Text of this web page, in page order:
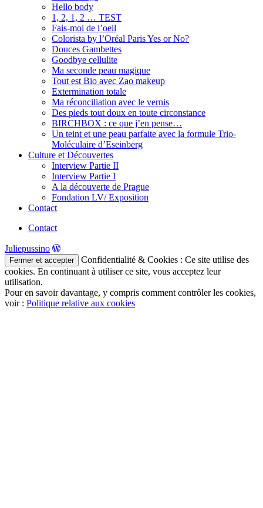
Hello body
1, 2, 1, 2 … TEST
Fais-moi de l’oeil
Colorista by l’Oréal Paris Yes or No?
Douces Gambettes
Goodbye cellulite
Ma seconde peau magique
Tout est Bio avec Zao makeup
Extermination totale
Ma réconciliation avec le vernis
Des pieds tout doux en toute circonstance
BIRCHBOX : ce que j’en pense…
Un teint et une peau parfaite avec la formule Trio-
Moléculaire d’Eseinberg
Culture et Découvertes
Interview Partie II
Interview Partie I
A la découverte de Prague
Fondation LV/ Exposition
Contact
Contact
Juliepussino
Confidentialité & Cookies : Ce site utilise des
cookies. En continuant à utiliser ce site, vous acceptez leur
utilisation.
Pour en savoir davantage, y compris comment contrôler les cookies,
voir : Politique relative aux cookies